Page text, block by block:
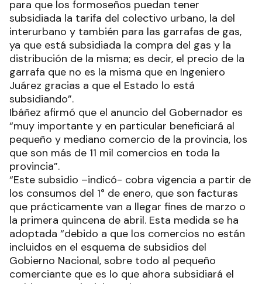
para que los formoseños puedan tener
subsidiada la tarifa del colectivo urbano, la del
interurbano y también para las garrafas de gas,
ya que está subsidiada la compra del gas y la
distribución de la misma; es decir, el precio de la
garrafa que no es la misma que en Ingeniero
Juárez gracias a que el Estado lo está
subsidiando”.
Ibáñez afirmó que el anuncio del Gobernador es
“muy importante y en particular beneficiará al
pequeño y mediano comercio de la provincia, los
que son más de 11 mil comercios en toda la
provincia”.
“Este subsidio –indicó- cobra vigencia a partir de
los consumos del 1° de enero, que son facturas
que prácticamente van a llegar fines de marzo o
la primera quincena de abril. Esta medida se ha
adoptada “debido a que los comercios no están
incluidos en el esquema de subsidios del
Gobierno Nacional, sobre todo al pequeño
comerciante que es lo que ahora subsidiará el